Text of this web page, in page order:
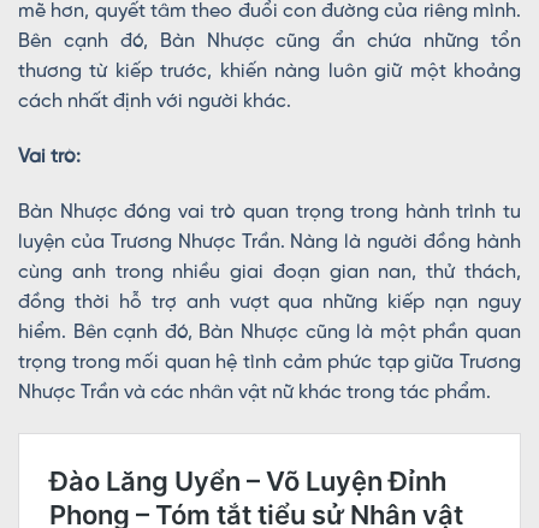
mẽ hơn, quyết tâm theo đuổi con đường của riêng mình.
Bên cạnh đó, Bàn Nhược cũng ẩn chứa những tổn
thương từ kiếp trước, khiến nàng luôn giữ một khoảng
cách nhất định với người khác.
Vai trò:
Bàn Nhược đóng vai trò quan trọng trong hành trình tu
luyện của Trương Nhược Trần. Nàng là người đồng hành
cùng anh trong nhiều giai đoạn gian nan, thử thách,
đồng thời hỗ trợ anh vượt qua những kiếp nạn nguy
hiểm. Bên cạnh đó, Bàn Nhược cũng là một phần quan
trọng trong mối quan hệ tình cảm phức tạp giữa Trương
Nhược Trần và các nhân vật nữ khác trong tác phẩm.